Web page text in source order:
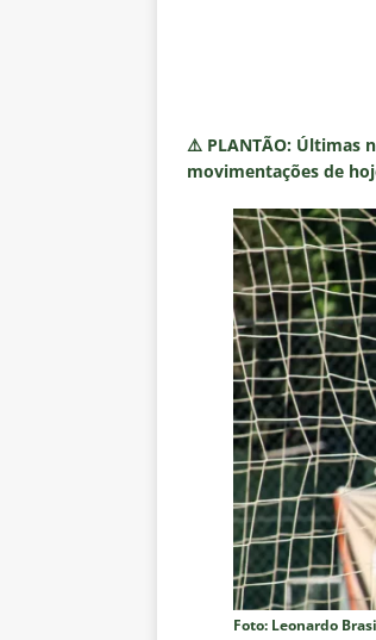
⚠️ PLANTÃO: Últimas
movimentações de
Foto: Leonardo